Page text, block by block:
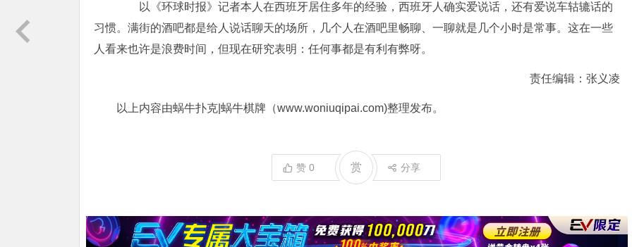
以《环球时报》记者本人在西班牙居住多年的经验，西班牙人确实爱说话，还有爱说车轱辘话的
习惯。满街的酒吧都是给人说话聊天的场所，几个人在酒吧里畅聊、一聊就是几个小时是常事。这在一些
人看来也许是浪费时间，但现在研究表明：任何事都是有利有弊呀。
责任编辑：张义凌
以上内容由蜗牛扑克|蜗牛棋牌（www.woniuqipai.com)整理发布。
赞 0 赏 分享